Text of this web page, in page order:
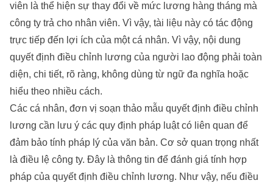
viên là thể hiện sự thay đổi về mức lương hàng tháng mà
công ty trả cho nhân viên. Vì vậy, tài liệu này có tác động
trực tiếp đến lợi ích của một cá nhân. Vì vậy, nội dung
quyết định điều chỉnh lương của người lao động phải toàn
diện, chi tiết, rõ ràng, không dùng từ ngữ đa nghĩa hoặc
hiểu theo nhiều cách.
Các cá nhân, đơn vị soạn thảo mẫu quyết định điều chỉnh
lương cần lưu ý các quy định pháp luật có liên quan để
đảm bảo tính pháp lý của văn bản. Cơ sở quan trọng nhất
là điều lệ công ty. Đây là thông tin để đánh giá tính hợp
pháp của quyết định điều chỉnh lương. Như vậy, nếu điều